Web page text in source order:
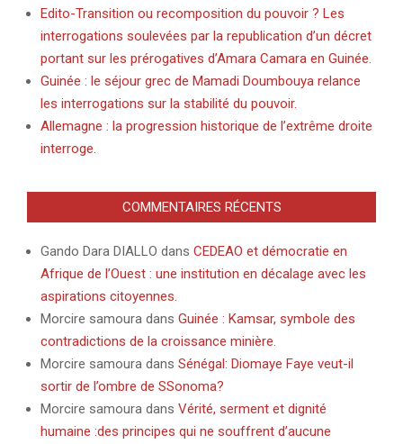
Edito-Transition ou recomposition du pouvoir ? Les
interrogations soulevées par la republication d’un décret
portant sur les prérogatives d’Amara Camara en Guinée.
Guinée : le séjour grec de Mamadi Doumbouya relance
les interrogations sur la stabilité du pouvoir.
Allemagne : la progression historique de l’extrême droite
interroge.
COMMENTAIRES RÉCENTS
Gando Dara DIALLO dans CEDEAO et démocratie en
Afrique de l’Ouest : une institution en décalage avec les
aspirations citoyennes.
Morcire samoura dans Guinée : Kamsar, symbole des
contradictions de la croissance minière.
Morcire samoura dans Sénégal: Diomaye Faye veut-il
sortir de l’ombre de SSonoma?
Morcire samoura dans Vérité, serment et dignité
humaine :des principes qui ne souffrent d’aucune